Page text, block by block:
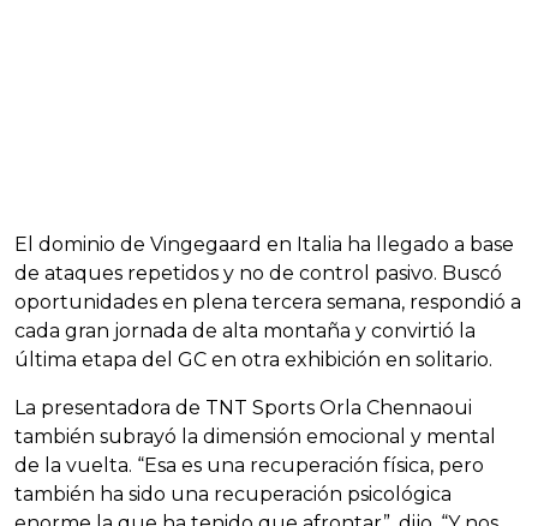
El dominio de Vingegaard en Italia ha llegado a base
de ataques repetidos y no de control pasivo. Buscó
oportunidades en plena tercera semana, respondió a
cada gran jornada de alta montaña y convirtió la
última etapa del GC en otra exhibición en solitario.
La presentadora de TNT Sports Orla Chennaoui
también subrayó la dimensión emocional y mental
de la vuelta. “Esa es una recuperación física, pero
también ha sido una recuperación psicológica